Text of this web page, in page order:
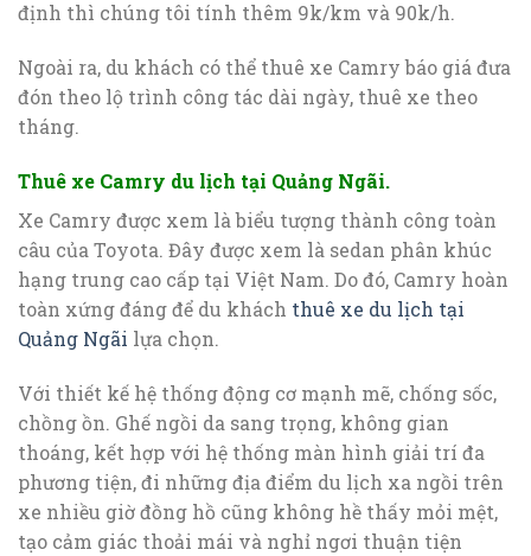
định thì chúng tôi tính thêm 9k/km và 90k/h.
Ngoài ra, du khách có thể thuê xe Camry báo giá đưa
đón theo lộ trình công tác dài ngày, thuê xe theo
tháng.
Thuê xe Camry du lịch tại Quảng Ngãi.
Xe Camry được xem là biểu tượng thành công toàn
câu của Toyota. Đây được xem là sedan phân khúc
hạng trung cao cấp tại Việt Nam. Do đó, Camry hoàn
toàn xứng đáng để du khách thuê xe du lịch tại
Quảng Ngãi lựa chọn.
Với thiết kế hệ thống động cơ mạnh mẽ, chống sốc,
chồng ồn. Ghế ngồi da sang trọng, không gian
thoáng, kết hợp với hệ thống màn hình giải trí đa
phương tiện, đi những địa điểm du lịch xa ngồi trên
xe nhiều giờ đồng hồ cũng không hề thấy mỏi mệt,
tạo cảm giác thoải mái và nghỉ ngơi thuận tiện